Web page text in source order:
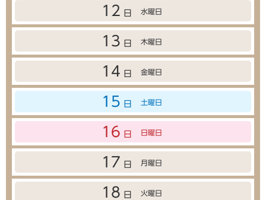
12 日 水曜日
13 日 木曜日
14 日 金曜日
15 日 土曜日
16 日 日曜日
17 日 月曜日
18 日 火曜日